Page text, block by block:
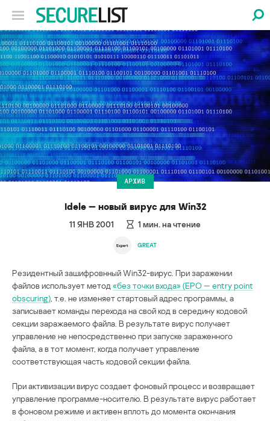
АРХИВ
Idele — новый вирус для Win32
11 ЯНВ 2001 1 мин. на чтение
GREAT
Резидентный зашифровнный Win32-вирус. При заражении
файлов использует метод «без точки входа» (EPO — entry point
obscuring) , т.е. не изменяет стартовый адрес программы, а
записывает команды перехода на свой код в середину кодовой
секции заражаемого файла. В результате вирус получает
управление не непосредственно при запуске зараженного
файла, а в тот момент, когда получает управление
соответствующая часть кодовой секции файла.
При активизации вирус создает фоновый процесс и возвращает
управление программе-носителю. В результате вирус работает
в фоновом режиме и активен вплоть до момента окончания